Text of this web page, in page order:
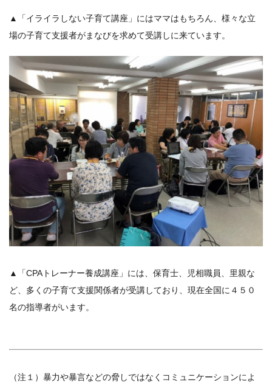
▲「イライラしない子育て講座」にはママはもちろん、様々な立
場の子育て支援者がまなびを求めて受講しに来ています。
▲「CPAトレーナー養成講座」には、保育士、児相職員、里親な
ど、多くの子育て支援関係者が受講しており、現在全国に４５０
名の指導者がいます。
（注１）暴力や暴言などの脅しではなくコミュニケーションによ